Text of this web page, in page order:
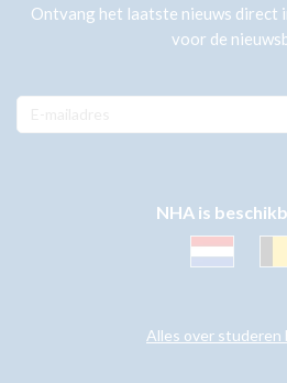
Ontvang het laatste nieuws direct
voor de
NHA is
Alles over studeren